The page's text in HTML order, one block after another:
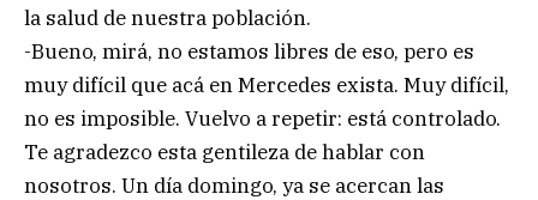
la salud de nuestra población.
-Bueno, mirá, no estamos libres de eso, pero es
muy difícil que acá en Mercedes exista. Muy difícil,
no es imposible. Vuelvo a repetir: está controlado.
Te agradezco esta gentileza de hablar con
nosotros. Un día domingo, ya se acercan las